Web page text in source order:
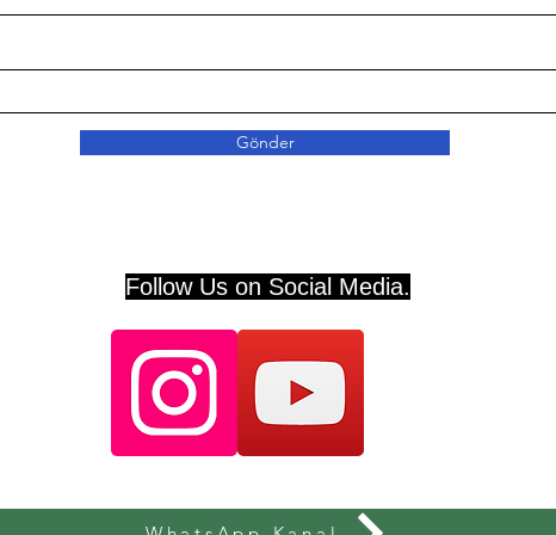
Gönder
Follow Us on Social Media.